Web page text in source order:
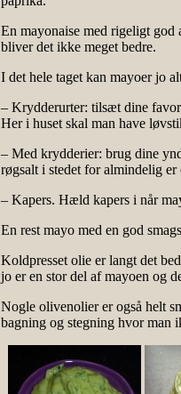
En mayonaise med rigeligt
bliver det ikke meget bedre.
I det hele taget kan mayoer jo
– Krydderurter: tilsæt dine
Her i huset skal man have
– Med krydderier: brug dine
røgsalt i stedet for almindelig
– Kapers. Hæld kapers i når
En rest mayo med en god
Koldpresset olie er langt det
jo er en stor del af mayoen og
Nogle olivenolier er også helt
bagning og stegning hvor man